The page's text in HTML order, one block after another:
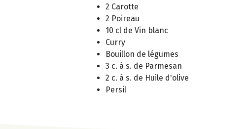
2 Carotte
2 Poireau
10 cl de Vin blanc
Curry
Bouillon de légumes
3 c. à s. de Parmesan
2 c. à s. de Huile d'olive
Persil